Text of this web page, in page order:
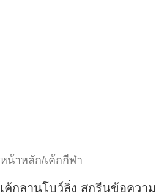
หน้าหลัก/เค้กกีฬา
เค้กลานโบว์ลิ่ง สกรีนข้อความ